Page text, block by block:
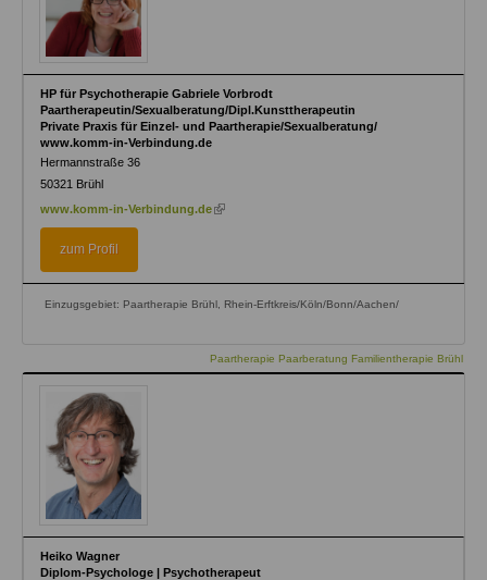
HP für Psychotherapie Gabriele Vorbrodt
Paartherapeutin/Sexualberatung/Dipl.Kunsttherapeutin
Private Praxis für Einzel- und Paartherapie/Sexualberatung/
www.komm-in-Verbindung.de
Hermannstraße 36
50321 Brühl
www.komm-in-Verbindung.de (link
zum Profil
Einzugsgebiet: Paartherapie Brühl, Rhein-Erftkreis/Köln/Bonn/Aachen/
Paartherapie Paarberatung Familientherapie Brühl
Heiko Wagner
Diplom-Psychologe | Psychotherapeut